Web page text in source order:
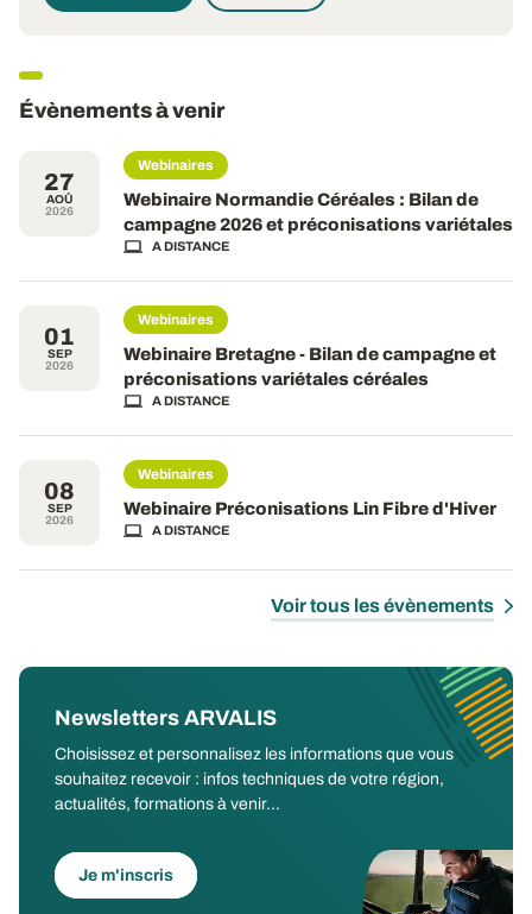
Évènements à venir
27
AOÛ
2026
Webinaires
Webinaire Normandie Céréales : Bilan de
campagne 2026 et préconisations variétales
A DISTANCE
01
SEP
2026
Webinaires
Webinaire Bretagne - Bilan de campagne et
préconisations variétales céréales
A DISTANCE
08
SEP
2026
Webinaires
Webinaire Préconisations Lin Fibre d'Hiver
A DISTANCE
Voir tous les évènements
Newsletters ARVALIS
Choisissez et personnalisez les informations que vous
souhaitez recevoir : infos techniques de votre région,
actualités, formations à venir...
Je m'inscris